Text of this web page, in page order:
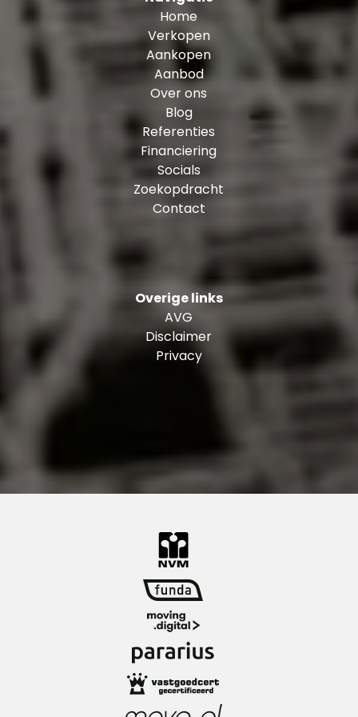
verschillende restaurants, uitlopend van
heerlijke pasta’s bij Happy Italy tot verfijnde
Afghaanse gerechten bij Helai en all you can
eat sushi bij Shabu Shabu. Ook zal jij je in deze
wijk niet snel vervelen, want je hebt er een
grote Pathé bioscoop, bowling, glow-in-the-
dark golf en een sportschool om de hoek. Een
echt Rotterdamse beleving mee maken? Dan
moet je zeker eens een wedstrijd van
Feyenoord bijwonen in De Kuip!
2e verdieping: entree, hal, toiletruimte
Woonkamer: ± 34 m², met toegang tot het
Open keuken: ± 11 m², voorzien van diverse
Siemens inbouwapparatuur, t.w. een 4-pits
keramische kookplaat, afzuigkap, grote combi
oven, koel-/vriescombinatie, vaatwasser én
Slaapkamer I: ± 15 m²
Badkamer: ± 7 m², voorzien van een
douchecabine, enkele wastafel met meubel en
Woonoppervlakte: ± 108 m²
Erfpacht afgekocht tot 30 december 2046
VvE bijdrage: ± € 170,- per maand
Verwarming en warm water: stadsverwarming
Home
Verkopen
Aankopen
Aanbod
Over ons
Blog
Referenties
Financiering
Socials
Zoekopdracht
Contact
Overige links
AVG
Disclaimer
Privacy